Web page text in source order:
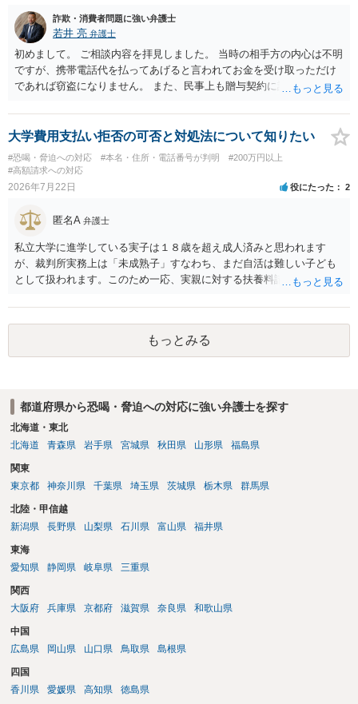
能です。詐欺・消費者問題に強い弁護士
若井 亮 弁護士
初めまして。 ご相談内容を拝見しました。 当時の相手方の内心は不明
ですが、携帯電話代を払ってあげると言われてお金を受け取っただけ
であれば窃盗になりません。 また、民事上も贈与契約に該当すると思
ず、可能であればブロックをするようにしてください。 ご不安であれ
ば、最寄りの警察署に相談をしても良いかもしれません。 以上、ご参
大学費用支払い拒否の可否と対処法について知りたい
#恐喝・脅迫への対応 #本名・住所・電話番号が判明
#200万円以上
#高額請求への対応
2026年7月22日 役にたった 2
匿名A 弁護士
私立大学に進学している実子は１８歳を超え成人済みと思われます
が、裁判所実務上は「未成熟子」すなわち、まだ自活は難しい子ども
として扱われます。このため一応、実親に対する扶養料請求として法
者宛に養育費を支払っており、当該養育費は実子の進学費用の趣旨も
一部含まれています。また、私立大学進学について貴殿が了解したわ
けではないという事情も存在します。 こうした場合には、支払を拒ん
だとしても学費の請求が裁判所によって強制される可能性は低いとい
もっとみる
都道府県から恐喝・脅迫への対応に強い弁護士を探す
北海道・東北
北海道
青森県 岩手県 宮城県 秋田県 山形県 福島県
関東
東京都
神奈川県 千葉県 埼玉県 茨城県 栃木県 群馬県
北陸・甲信越
新潟県
長野県 山梨県 石川県 富山県 福井県
東海
愛知県
静岡県 岐阜県 三重県
関西
大阪府
兵庫県 京都府 滋賀県 奈良県 和歌山県
中国
広島県
岡山県 山口県 鳥取県 島根県
四国
香川県
愛媛県 高知県 徳島県